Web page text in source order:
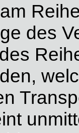
des